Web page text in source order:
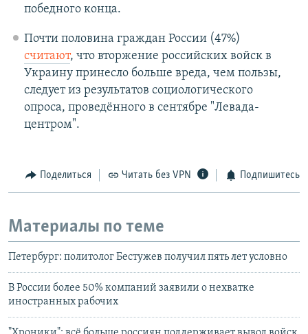
победного конца.
Почти половина граждан России (47%)
считают, что вторжение российских войск в
Украину принесло больше вреда, чем пользы,
следует из результатов социологического
опроса, проведённого в сентябре "Левада-
центром".
Поделиться Читать без VPN Подпишитесь
Материалы по теме
Петербург: политолог Бестужев получил пять лет условно
В России более 50% компаний заявили о нехватке
иностранных рабочих